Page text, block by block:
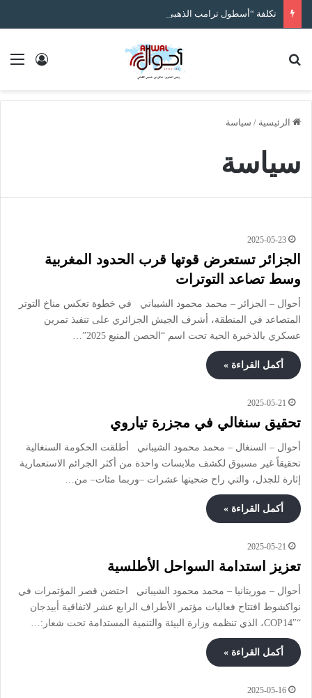
تسجيل
الرئيسية / سياسة
سياسة
2025-05-23
الجزائر تستعرض قوتها قرب الحدود المغربية
وسط تصاعد التوترات
أحوال – الجزائر – محمد محمود الشيباني في خطوة تعكس مناخ التوتر
المتصاعد في المنطقة، أشرف الجيش الجزائري على تنفيذ تمرين
عسكري بالذخيرة الحية تحت اسم “الحصن المنيع 2025”…
أكمل القراءة »
2025-05-21
تحقيق سنغالي في مجزرة تياروي
أحوال – السنغال – محمد محمود الشيباني أطلقت الحكومة السنغالية
تحقيقاً غير مسبوق لكشف ملابسات واحدة من أكثر الجرائم الاستعمارية
إثارة للجدل، والتي راح ضحيتها عشرات –وربما مئات– من…
أكمل القراءة »
2025-05-21
تعزيز استدامة السواحل الأطلسية
أحوال – موريتانيا – محمد محمود الشيباني احتضن قصر المؤتمرات في
نواكشوط افتتاح فعاليات مؤتمر الأطراف الرابع عشر لاتفاقية أبيدجان
“COP14″، الذي تنظمه وزارة البيئة والتنمية المستدامة تحت شعار:…
أكمل القراءة »
2025-05-16